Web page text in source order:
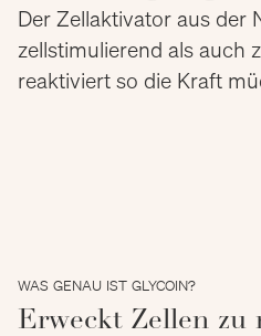
Der Zellaktivator aus der
zellstimulierend als auch
reaktiviert so die Kraft
WAS GENAU IST GLYCOIN?
Erweckt Zellen zu